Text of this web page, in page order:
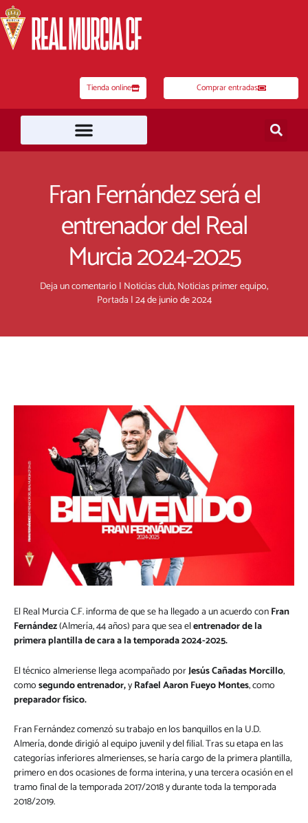
al
contenido
Tienda online Comprar entradas
Fran Fernández será el
entrenador del Real
Murcia 2024-2025
Deja un comentario | Noticias club,Noticias primer equipo,
Portada |24 de junio de 2024
El Real Murcia C.F. informa de que se ha llegado a un acuerdo conFran
Fernández(Almería, 44 años) para que sea elentrenador de la
primera plantilla de cara a la temporada 2024-2025.
El técnico almeriense llega acompañado porJesús Cañadas Morcillo,
comosegundo entrenador,yRafael Aaron Fueyo Montes, como
preparador físico.
Fran Fernández comenzó su trabajo en los banquillos en la U.D.
Almería, donde dirigió al equipo juvenil y del filial. Tras su etapa en las
categorías inferiores almerienses, se haría cargo de la primera plantilla,
primero en dos ocasiones de forma interina, y una tercera ocasión en el
tramo final de la temporada 2017/2018 y durante toda la temporada
2018/2019.